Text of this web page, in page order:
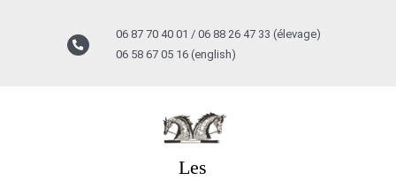
06 87 70 40 01 / 06 88 26 47 33 (élevage)
06 58 67 05 16 (english)
Les